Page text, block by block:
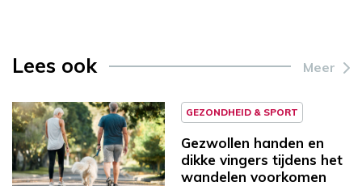
Lees ook Meer
GEZONDHEID & SPORT
Gezwollen handen en
dikke vingers tijdens het
wandelen voorkomen